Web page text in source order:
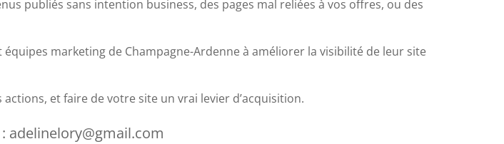
publiés sans intention business, des pages mal reliées à vos offres, ou des
équipes marketing de Champagne-Ardenne à améliorer la visibilité de leur site
et faire de votre site un vrai levier d’acquisition.
adelinelory@gmail.com